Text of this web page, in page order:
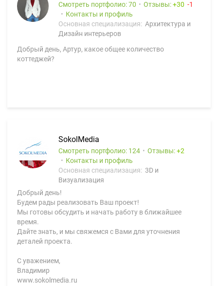
Смотреть портфолио: 70 Отзывы: 30
1
Контакты и профиль
Основная специализация: Архитектура и
Дизайн интерьеров
Добрый день, Артур, какое общее количество
коттеджей?
SokolMedia
Смотреть портфолио: 124 Отзывы:
2
Контакты и профиль
Основная специализация: 3D и
Визуализация
Добрый день!
Будем рады реализовать Ваш проект!
Мы готовы обсудить и начать работу в ближайшее
время.
Дайте знать, и мы свяжемся с Вами для уточнения
деталей проекта.
С уважением,
Владимир
www.sokolmedia.ru